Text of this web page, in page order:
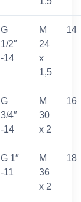
G
1/2″
-14
M
24
x
1,5
14
G
3/4″
-14
M
30
x 2
16
G 1″
-11
M
36
x 2
18